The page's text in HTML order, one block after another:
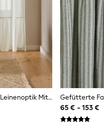
Ungefütterter Voile-Vorhang In Leinenoptik Mit Stangendurchzug
65 € - 153 €